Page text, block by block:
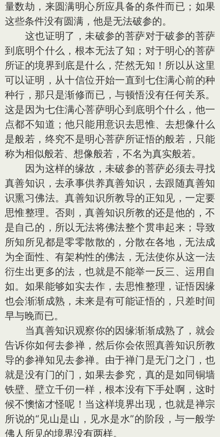
量数劫，来圆满明心所应具备的条件而已；如果
这些条件没有圆满，他是无法破参的。
这也证明了，未破参的菩萨对于破参的菩萨
到底明个什么，根本无法了知；对于明心的菩萨
所证的境界到底是什么，茫然无知！所以从这里
可以证明，从十信位开始一直到七住满心前的种
种行，那只是渐修而已，与顿悟没有任何关系。
这是因为七住满心菩萨明心到底明个什么，他一
点都不知道；他只能用意识去思惟、去想像什么
是般若，终究不是明心菩萨所证悟的般若，只能
称为相似般若、想像般若，不名为真实般若。
因为这样的缘故，未破参的菩萨必须去寻找
真善知识，去承事供养真善知识，去跟随真善知
识熏习佛法。真善知识所教导的正知见，一定要
思惟整理。否则，真善知识所教的还是他的，不
是自己的，所以无法将佛法整个贯串起来；导致
所知所见都是零零散散的，分散在各地，无法成
为全面性、有架构性的佛法，无法使你从这一法
衍生出更多的法，也就是不能举一反三、运用自
如。如果能够如实去作，去思惟整理，证悟因缘
也会渐渐成熟，未来是有可能证悟的，只差时间
早与晚而已。
当真善知识观察你的因缘渐渐成熟了，就会
告诉你如何去参禅，然后你会依照真善知识所教
导的参禅知见去参禅。由于禅门是无门之门，也
就是没有门的门，如果去参究，真的是如同铜墙
铁壁、壁立千仞一样，根本没有下手处啊，这时
候不懊恼才怪呢！当这样境界出现，也就是禅宗
所说的“见山是山，见水是水”的阶段，与一般学
佛人所见的境界没有两样。